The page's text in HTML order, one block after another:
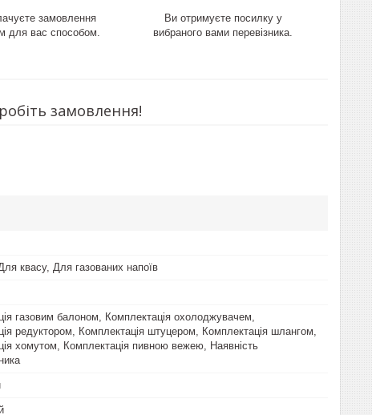
замовлення
для вас способом.
Ви отримуєте посилку у
вибраного вами перевізника.
замовлення!
квасу, Для газованих напоїв
газовим балоном, Комплектація охолоджувачем,
редуктором, Комплектація штуцером, Комплектація шлангом,
хомутом, Комплектація пивною вежею, Наявність